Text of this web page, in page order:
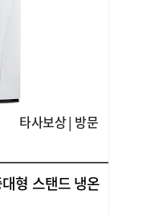
타사보상 | 방문
형 스탠드 냉온